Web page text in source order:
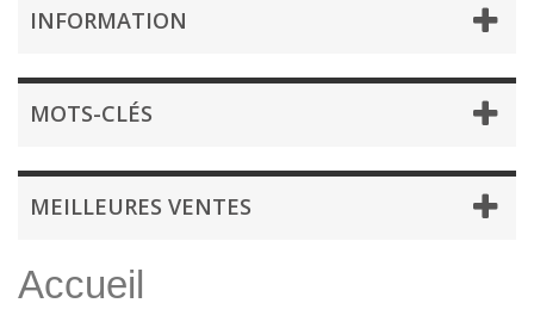
INFORMATION
MOTS-CLÉS
MEILLEURES VENTES
Accueil